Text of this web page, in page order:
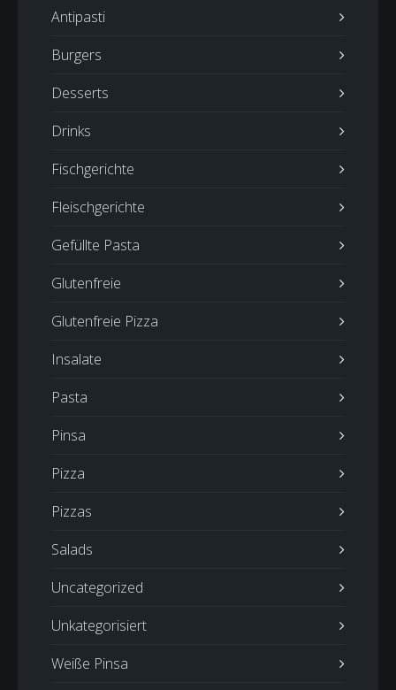
Antipasti
Burgers
Desserts
Drinks
Fischgerichte
Fleischgerichte
Gefüllte Pasta
Glutenfreie
Glutenfreie Pizza
Insalate
Pasta
Pinsa
Pizza
Pizzas
Salads
Uncategorized
Unkategorisiert
Weiße Pinsa